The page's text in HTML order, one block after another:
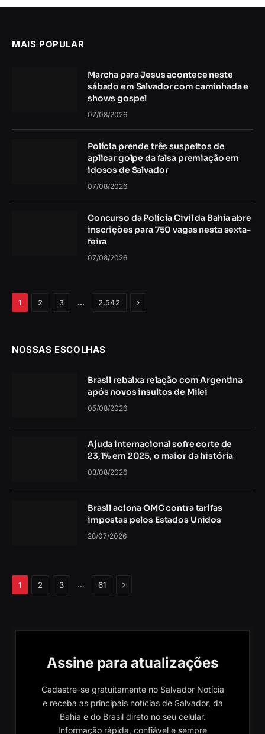
MAIS POPULAR
Marcha para Jesus acontece neste
sábado em Salvador com caminhada e
shows gospel
07/08/2026
Polícia prende três suspeitos de
aplicar golpe da falsa premiação em
idosos de Salvador
07/08/2026
Concurso da Polícia Civil da Bahia abre
inscrições para 750 vagas nesta sexta-
feira
07/08/2026
1 2 3 … 2.542 Próximo
NOSSAS ESCOLHAS
Brasil rebaixa relação com Argentina
após novos insultos de Milei
05/08/2026
Ajuda internacional sofre corte de
23,1% em 2025, o maior da história
03/08/2026
Brasil aciona OMC contra tarifas
impostas pelos Estados Unidos
28/07/2026
1 2 3 … 61 Próximo
Assine para atualizações
Cadastre-se gratuitamente no Salvador Notícia
e receba as principais notícias de Salvador, da
Bahia e do Brasil direto no seu celular.
Informação rápida, confiável e sempre